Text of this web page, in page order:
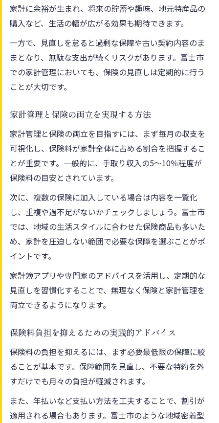
家計に余裕が生まれ、将来の貯蓄や趣味、地元特産品の
購入など、生活の幅が広がる効果も期待できます。
一方で、見直しを怠ると過剰な保障や古い契約内容のま
まとなり、無駄な支出が続くリスクがあります。富士市
での家計管理においても、保険の見直しは定期的に行う
ことが大切です。
家計管理と保険の両立を実現する方法
家計管理と保険の両立を目指すには、まず毎月の収支を
可視化し、保険料が家計全体に占める割合を把握するこ
とが重要です。一般的に、手取り収入の5〜10％程度が
保険料の目安とされています。
次に、複数の保険に加入している場合は内容を一覧化
し、重複や過不足がないかチェックしましょう。富士市
では、地域の生活スタイルに合わせた保険商品も多いた
め、家計を圧迫しない範囲で必要な保障を選ぶことがポ
イントです。
家計簿アプリや専門家のアドバイスを活用し、定期的な
見直しを習慣化することで、無理なく保険と家計管理を
両立できるようになります。
保険料負担を抑えるための実践的アドバイス
保険料の負担を抑えるには、まず必要最低限の保障に絞
ることが基本です。保障範囲を見直し、不要な特約を外
すだけでも月々の負担が軽減されます。
また、年払いなど支払い方法を工夫することで、割引が
適用される場合もあります。富士市のような地域密着型